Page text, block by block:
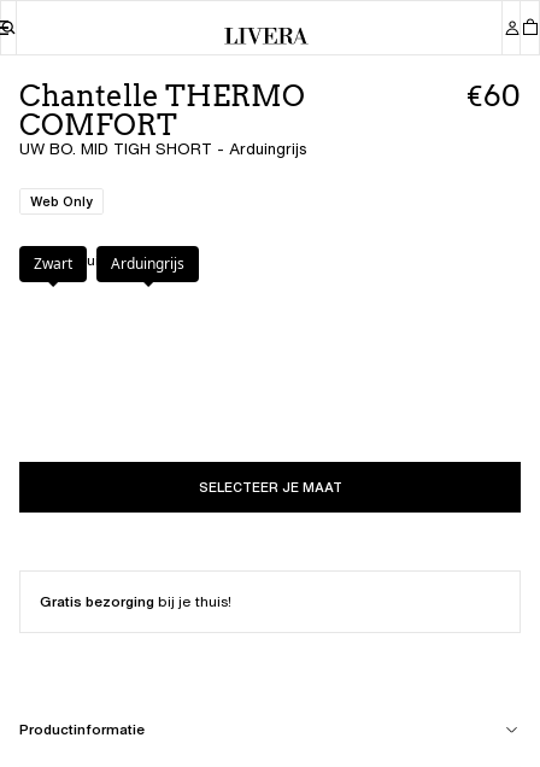
Chantelle THERMO
COMFORT
UW BO. MID TIGH SHORT - Arduingrijs
€60
Web Only
Kleur: Arduingrijs
Zwart Arduingrijs
SELECTEER JE MAAT
Gratis bezorgingbij je thuis!
Productinformatie